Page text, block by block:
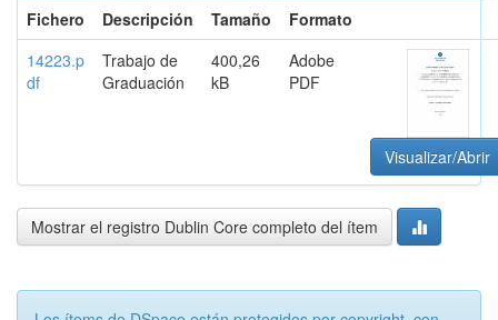
Fichero
Descripción Tamaño
Formato
14223.p
df
Trabajo de
Graduación
400,26
kB
Adobe
PDF
Visualizar/Abrir
Mostrar el registro Dublin Core completo del ítem